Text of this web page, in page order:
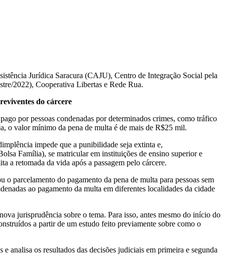
Jurídica Saracura (CAJU), Centro de Integração Social pela
2022), Cooperativa Libertas e Rede Rua.
do cárcere
por pessoas condenadas por determinados crimes, como tráfico
o valor mínimo da pena de multa é de mais de R$25 mil.
impede que a punibilidade seja extinta e,
Família), se matricular em instituições de ensino superior e
a retomada da vida após a passagem pelo cárcere.
parcelamento do pagamento da pena de multa para pessoas sem
ao pagamento da multa em diferentes localidades da cidade
jurisprudência sobre o tema. Para isso, antes mesmo do início do
a partir de um estudo feito previamente sobre como o
analisa os resultados das decisões judiciais em primeira e segunda